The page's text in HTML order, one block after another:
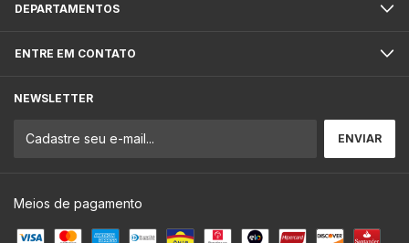
DEPARTAMENTOS
ENTRE EM CONTATO
NEWSLETTER
Meios de pagamento